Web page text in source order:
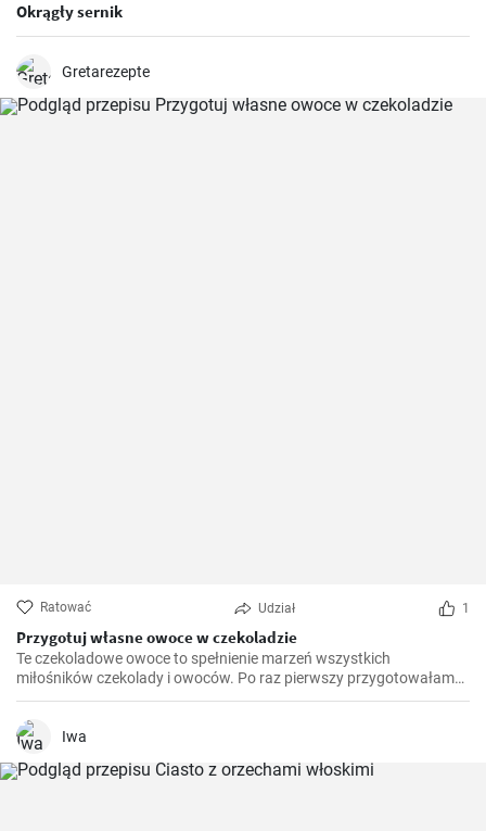
Okrągły sernik
Gretarezepte
Ratować Udział 1
Przygotuj własne owoce w czekoladzie
Te czekoladowe owoce to spełnienie marzeń wszystkich
miłośników czekolady i owoców. Po raz pierwszy przygotowałam
ten przepis kilka lat temu, kiedy szukałam lekkiego, ale słodkiego i
czekoladowego deseru. Od tego czasu są one zdecydowanym
faworytem na moich przyjęciach i absolutnym hitem wśród moich
Iwa